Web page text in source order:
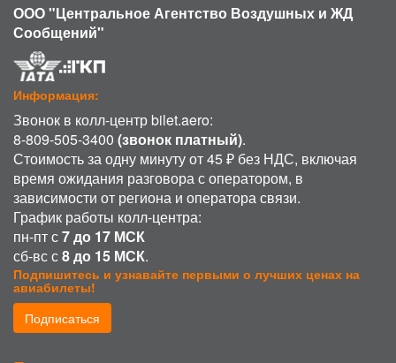
ООО "Центральное Агентство Воздушных и ЖД
Сообщений"
Информация:
Звонок в колл-центр bilet.aero:
8-809-505-3400 (звонок платный).
Стоимость за одну минуту от 45 ₽ без НДС, включая
время ожидания разговора с оператором, в
зависимости от региона и оператора связи.
График работы колл-центра:
пн-пт с7 до 17 МСК
сб-вс с8 до 15 МСК.
Подпишитесь и узнавайте первыми о лучших ценах на
авиабилеты!
Подписаться